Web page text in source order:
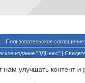
Пользовательское соглашение
издание "3ДНьюс" |
автора обязательна.
улучшать контент и